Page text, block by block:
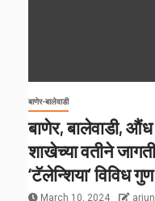
बाणेर-बालेवाडी
बाणेर, बालेवाडी,
शाखेच्या वतीने
‘टॅलेन्शिया’ विविध
March 10, 2024